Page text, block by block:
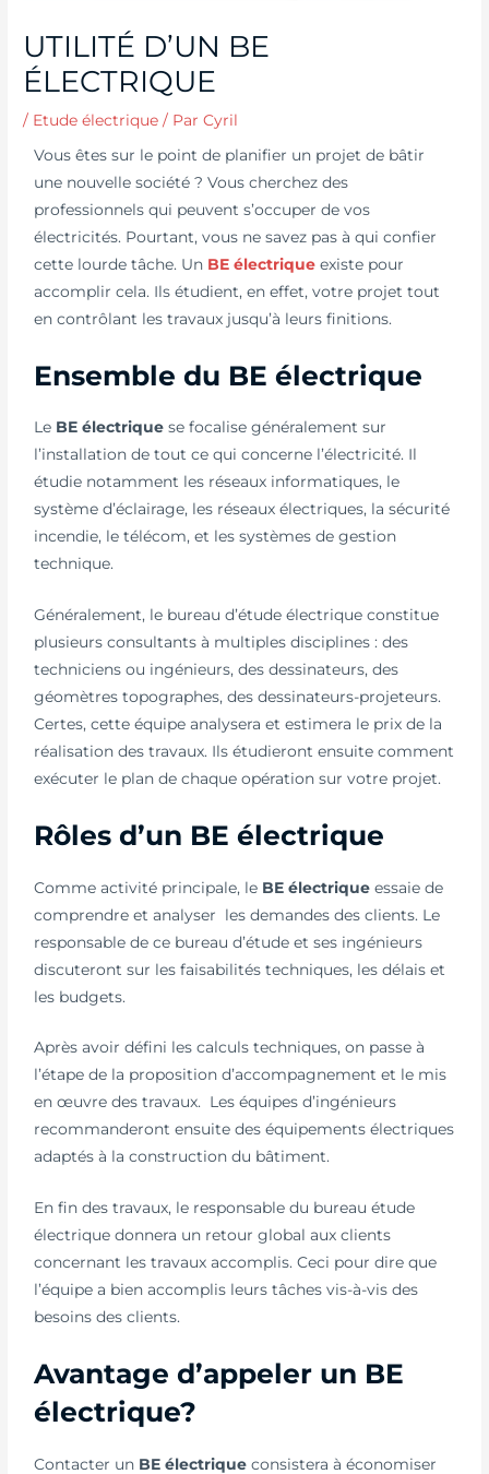
UTILITÉ D’UN BE
ÉLECTRIQUE
/ Etude électrique / ParCyril
Vous êtes sur le point de planifier un projet de bâtir
une nouvelle société ? Vous cherchez des
professionnels qui peuvent s’occuper de vos
électricités. Pourtant, vous ne savez pas à qui confier
cette lourde tâche. Un BE électrique existe pour
accomplir cela. Ils étudient, en effet, votre projet tout
en contrôlant les travaux jusqu’à leurs finitions.
Ensemble du BE électrique
Le BE électrique se focalise généralement sur
l’installation de tout ce qui concerne l’électricité. Il
étudie notamment les réseaux informatiques, le
système d’éclairage, les réseaux électriques, la sécurité
incendie, le télécom, et les systèmes de gestion
technique.
Généralement, le bureau d’étude électrique constitue
plusieurs consultants à multiples disciplines : des
techniciens ou ingénieurs, des dessinateurs, des
géomètres topographes, des dessinateurs-projeteurs.
Certes, cette équipe analysera et estimera le prix de la
réalisation des travaux. Ils étudieront ensuite comment
exécuter le plan de chaque opération sur votre projet.
Rôles d’un BE électrique
Comme activité principale, le BE électrique essaie de
comprendre et analyser les demandes des clients. Le
responsable de ce bureau d’étude et ses ingénieurs
discuteront sur les faisabilités techniques, les délais et
les budgets.
Après avoir défini les calculs techniques, on passe à
l’étape de la proposition d’accompagnement et le mis
en œuvre des travaux. Les équipes d’ingénieurs
recommanderont ensuite des équipements électriques
adaptés à la construction du bâtiment.
En fin des travaux, le responsable du bureau étude
électrique donnera un retour global aux clients
concernant les travaux accomplis. Ceci pour dire que
l’équipe a bien accomplis leurs tâches vis-à-vis des
besoins des clients.
Avantage d’appeler un BE
électrique?
Contacter un BE électrique consistera à économiser